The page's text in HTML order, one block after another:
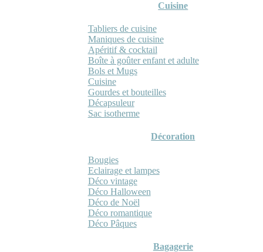
Cuisine
Tabliers de cuisine
Maniques de cuisine
Apéritif & cocktail
Boîte à goûter enfant et adulte
Bols et Mugs
Cuisine
Gourdes et bouteilles
Décapsuleur
Sac isotherme
Décoration
Bougies
Eclairage et lampes
Déco vintage
Déco Halloween
Déco de Noël
Déco romantique
Déco Pâques
Bagagerie